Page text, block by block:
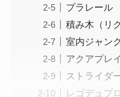
プラレール
積み木（リ
室内ジャン
アクアプレイ
ストライダ
レゴデュプロ